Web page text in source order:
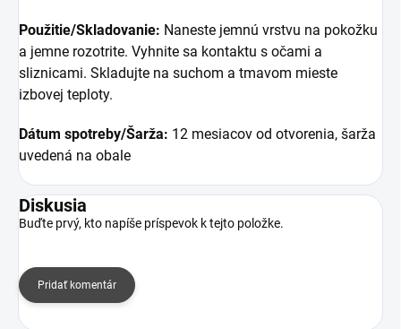
Použitie/Skladovanie: Naneste jemnú vrstvu na pokožku
a jemne rozotrite. Vyhnite sa kontaktu s očami a
sliznicami. Skladujte na suchom a tmavom mieste
izbovej teploty.
Dátum spotreby/Šarža: 12 mesiacov od otvorenia, šarža
uvedená na obale
Diskusia
Buďte prvý, kto napíše príspevok k tejto položke.
Pridať komentár